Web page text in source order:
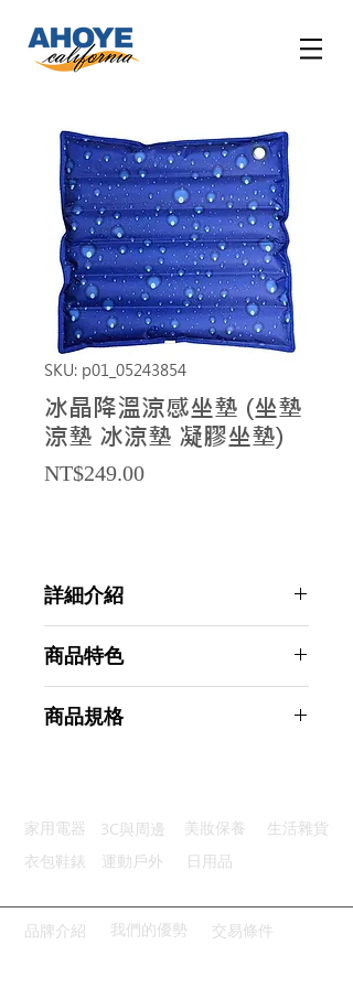
SKU: p01_05243854
冰晶降溫涼感坐墊 (坐墊
涼墊 冰涼墊 凝膠坐墊)
NT$249.00Price
詳細介紹
商品特色
雙層抗壓：雙層加厚壓邊承重強
商品規格
主要材質：PVC
商品尺寸：36*36*0.5cm
產地名稱：中國大陸
代理商：亞桓有限公司
家用電器 3C與周邊 美妝保養
生活雜貨
衣包鞋錶
運動戶外 日用品
品牌介紹 我們的優勢 交易條件